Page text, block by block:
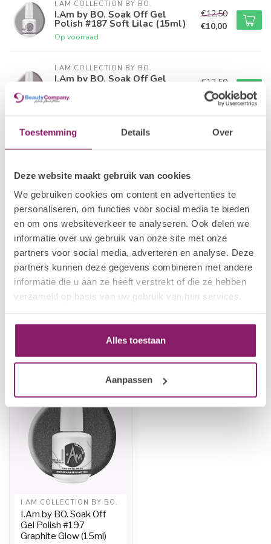
Toestemming Details Over
Deze website maakt gebruik van cookies
We gebruiken cookies om content en advertenties te
personaliseren, om functies voor social media te bieden
en om ons websiteverkeer te analyseren. Ook delen we
informatie over uw gebruik van onze site met onze
partners voor social media, adverteren en analyse. Deze
partners kunnen deze gegevens combineren met andere
informatie die u aan ze heeft verstrekt of die ze hebben
verzameld op basis van uw gebruik van hun services.
Alles toestaan
Aanpassen
I.AM COLLECTION BY BO.
I.Am by BO. Soak Off Gel
Polish #187 Soft Lilac (15ml)
Op voorraad
€12,50
€10,00
I.AM COLLECTION BY BO.
I.Am by BO. Soak Off Gel
(15ml)
€12,50
€10,00
I.Am by BO. Soak Off Gel
Op voorraad
I.AM COLLECTION BY BO.
I.Am by BO. Soak Off Gel
Polish #190 Dune (15ml)
Op voorraad
€12,50
€10,00
I.AM COLLECTION BY BO.
I.Am by BO. Soak Off Gel
Op voorraad
€12,50
€10,00
Recent bekeken
I.AM COLLECTION BY BO.
I.Am by BO. Soak Off
Gel Polish #197
Graphite Glow (15ml)